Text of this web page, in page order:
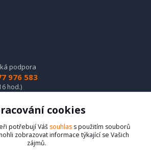
podpora
976 583
hod.)
cookies
potřebují Váš souhlas s použitím souborů
zobrazovat informace týkající se Vašich
zájmů.